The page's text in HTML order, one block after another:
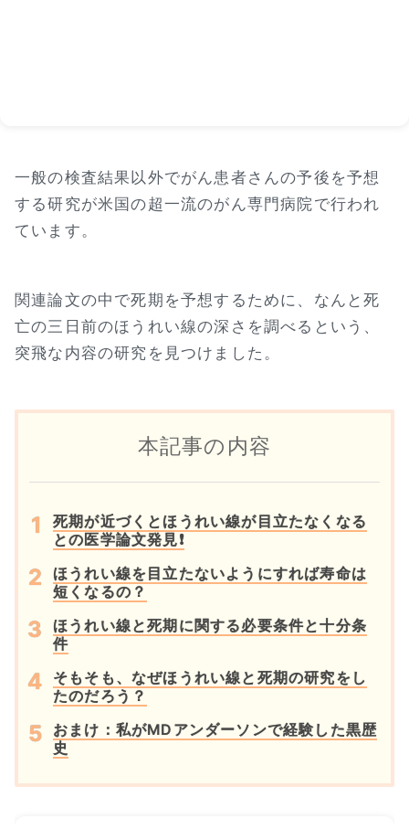
一般の検査結果以外でがん患者さんの予後を予想
する研究が米国の超一流のがん専門病院で行われ
ています。
関連論文の中で死期を予想するために、なんと死
亡の三日前のほうれい線の深さを調べるという、
突飛な内容の研究を見つけました。
本記事の内容
死期が近づくとほうれい線が目立たなくなる
との医学論文発見❗
ほうれい線を目立たないようにすれば寿命は
短くなるの？
ほうれい線と死期に関する必要条件と十分条
件
そもそも、なぜほうれい線と死期の研究をし
たのだろう？
おまけ：私がMDアンダーソンで経験した黒歴
史